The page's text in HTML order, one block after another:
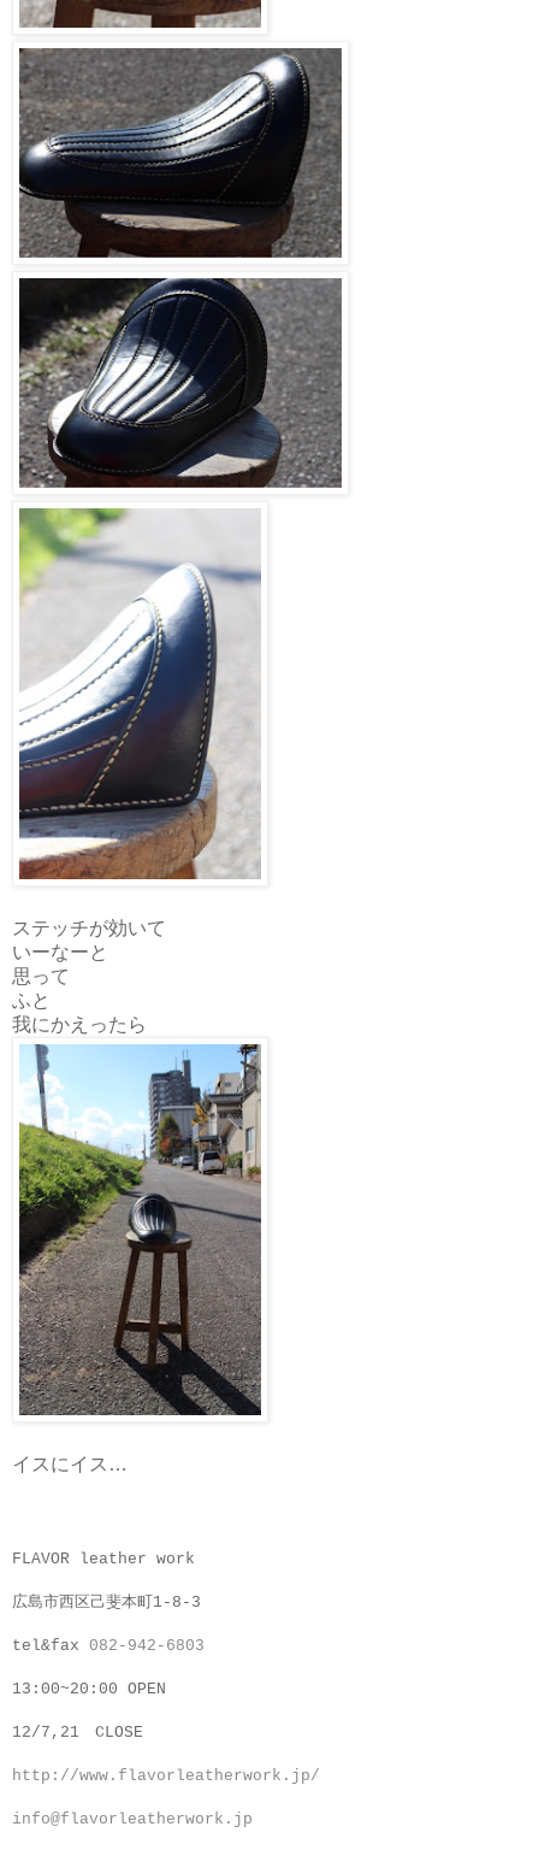
ステッチが効いて
いーなーと
思って
ふと
我にかえったら
イスにイス…
FLAVOR leather work
広島市西区己斐本町1-8-3
tel&fax 082-942-6803
13:00~20:00 OPEN
12/7,21 CLOSE
http://www.flavorleatherwork.jp/
info@flavorleatherwork.jp